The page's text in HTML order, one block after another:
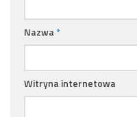
Nazwa *
Witryna internetowa